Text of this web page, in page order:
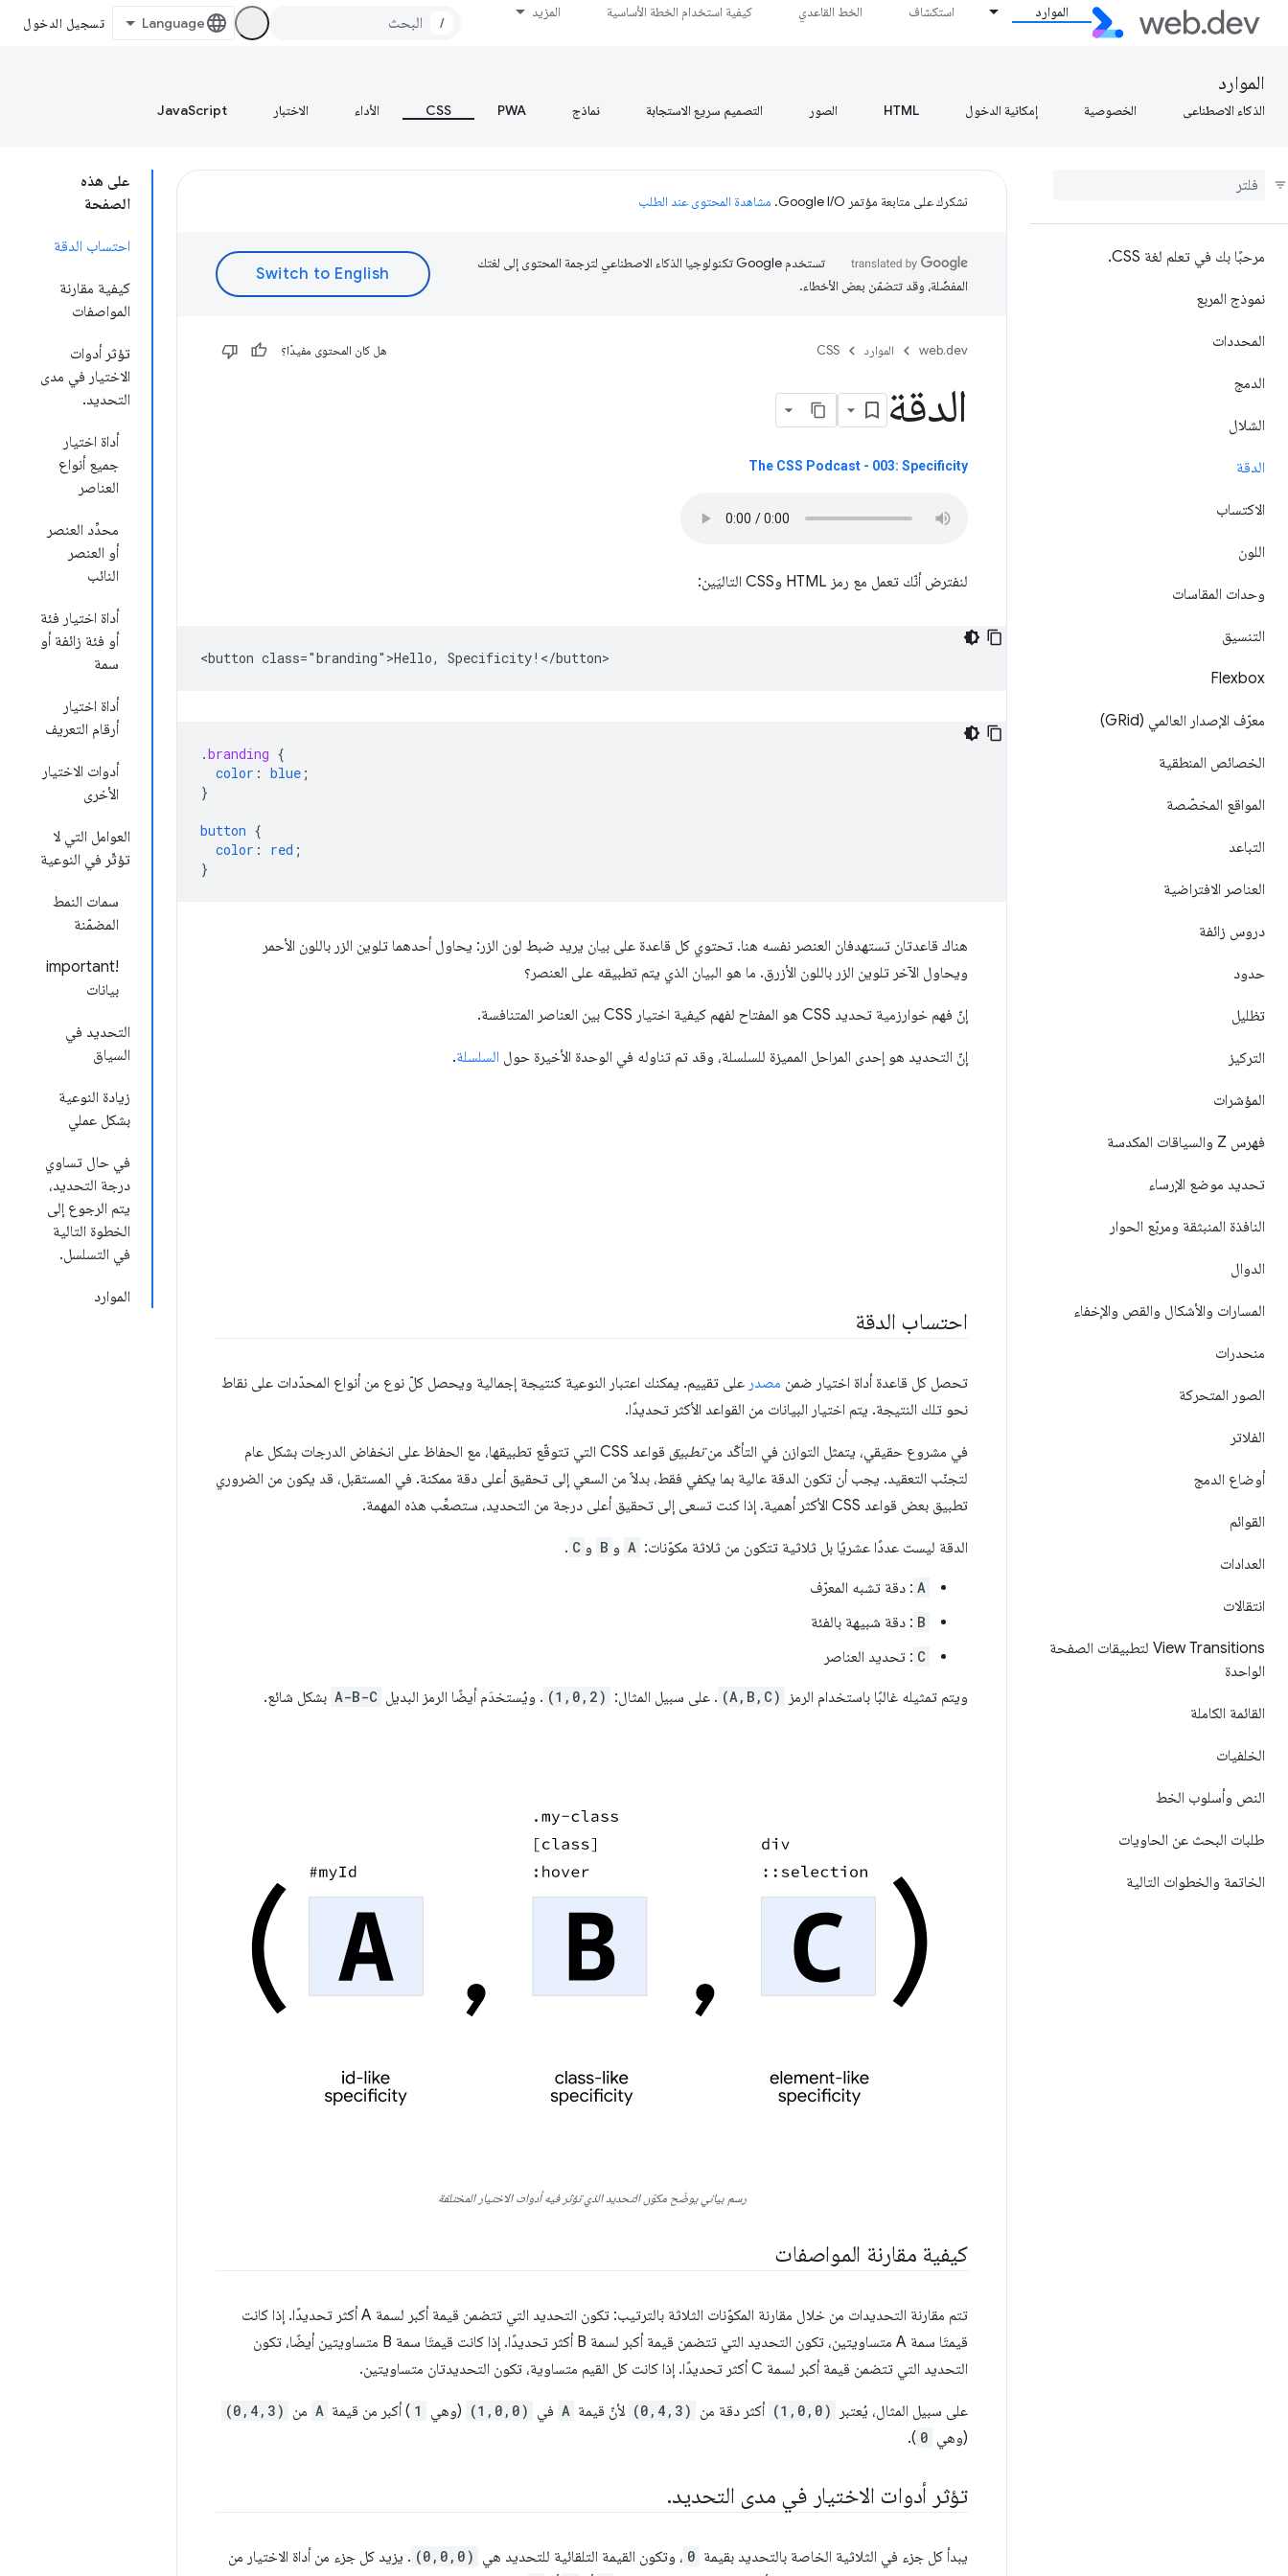
الموارد استكشاف الخط القاعدي كيفية استخدام الخطة الأساسية المزيد
/ تسجيل الدخول
الموارد
الذكاء الاصطناعي الخصوصية إمكانية الدخول HTML الصور التصميم سريع الاستجابة نماذج PWA
CSS الأداء الاختبار JavaScript
مرحبًا بك في تعلم لغة CSS .
نموذج المربع
المحددات
الدمج
الشلال
الدقة
الاكتساب
اللون
وحدات المقاسات
التنسيق
Flexbox
معرّف الإصدار العالمي (GRid)
الخصائص المنطقية
المواقع المخصّصة
التباعد
العناصر الافتراضية
دروس زائفة
حدود
تظليل
التركيز
المؤشرات
فهرس Z والسياقات المكدسة
تحديد موضع الإرساء
النافذة المنبثقة ومربّع الحوار
الدوال
المسارات والأشكال والقص والإخفاء
منحدرات
الصور المتحركة
الفلاتر
أوضاع الدمج
القوائم
العدادات
انتقالات
View Transitions لتطبيقات الصفحة
الواحدة
القائمة الكاملة
الخلفيات
النص وأسلوب الخط
طلبات البحث عن الحاويات
الخاتمة والخطوات التالية
على هذه
الصفحة
احتساب الدقة
كيفية مقارنة
المواصفات
تؤثر أدوات
الاختيار في مدى
التحديد.
أداة اختيار
جميع أنواع
العناصر
محدِّد العنصر
أو العنصر
النائب
أداة اختيار فئة
أو فئة زائفة أو
سمة
أداة اختيار
أرقام التعريف
أدوات الاختيار
الأخرى
العوامل التي لا
تؤثّر في النوعية
سمات النمط
المضمّنة
!important
بيانات
التحديد في
السياق
زيادة النوعية
بشكل عملي
في حال تساوي
درجة التحديد،
يتم الرجوع إلى
الخطوة التالية
في التسلسل.
الموارد
نشكرك على متابعة مؤتمر Google I/O. مشاهدة المحتوى عند الطلب
تستخدم Google تكنولوجيا الذكاء الاصطناعي لترجمة المحتوى إلى لغتك
المفضّلة، وقد تتضمّن بعض الأخطاء.
web.dev الموارد CSS هل كان المحتوى مفيدًا؟
الدقة
The CSS Podcast - 003: Specificity
لنفترض أنّك تعمل مع رمز HTML وCSS التاليَين:
.branding {
color : blue ;
}
button {
color : red ;
}
هناك قاعدتان تستهدفان العنصر نفسه هنا. تحتوي كل قاعدة على بيان يريد ضبط لون الزر: يحاول أحدهما تلوين الزر باللون الأحمر
ويحاول الآخر تلوين الزر باللون الأزرق. ما هو البيان الذي يتم تطبيقه على العنصر؟
إنّ فهم خوارزمية تحديد CSS هو المفتاح لفهم كيفية اختيار CSS بين العناصر المتنافسة.
إنّ التحديد هو إحدى المراحل المميزة للسلسلة، وقد تم تناوله في الوحدة الأخيرة حول السلسلة.
احتساب الدقة
تحصل كل قاعدة أداة اختيار ضمن مصدر على تقييم. يمكنك اعتبار النوعية كنتيجة إجمالية ويحصل كلّ نوع من أنواع المحدّدات على نقاط
نحو تلك النتيجة. يتم اختيار البيانات من القواعد الأكثر تحديدًا.
في مشروع حقيقي، يتمثل التوازن في التأكّد منتطبيق
قواعد CSS التي تتوقّع تطبيقها، مع الحفاظ على انخفاض الدرجات بشكل عام
لتجنّب التعقيد. يجب أن تكون الدقة عالية بما يكفي فقط، بدلاً من السعي إلى تحقيق أعلى دقة ممكنة. في المستقبل، قد يكون من الضروري
تطبيق بعض قواعد CSS الأكثر أهمية. إذا كنت تسعى إلى تحقيق أعلى درجة من التحديد، ستصعِّب هذه المهمة.
الدقة ليست عددًا عشريًا بل ثلاثية تتكون من ثلاثة مكوّنات: A و B و C
.
A : دقة تشبه المعرّف
B : دقة شبيهة بالفئة
C : تحديد العناصر
ويتم تمثيله غالبًا باستخدام الرمز (A,B,C) . على سبيل المثال: (1,0,2) . ويُستخدَم أيضًا الرمز البديل A-B-C بشكل شائع.
رسم بياني يوضّح مكوّن التحديد الذي تؤثر فيه أدوات الاختيار المختلفة
كيفية مقارنة المواصفات
تتم مقارنة التحديدات من خلال مقارنة المكوّنات الثلاثة بالترتيب: تكون التحديد التي تتضمن قيمة أكبر لسمة A أكثر تحديدًا. إذا كانت
قيمتَا سمة A متساويتين، تكون التحديد التي تتضمن قيمة أكبر لسمة B أكثر تحديدًا. إذا كانت قيمتَا سمة B متساويتين أيضًا، تكون
التحديد التي تتضمن قيمة أكبر لسمة C أكثر تحديدًا. إذا كانت كل القيم متساوية، تكون التحديدتان متساويتين.
على سبيل المثال، يُعتبر (1,0,0) أكثر دقة من (0,4,3) لأنّ قيمة A في (1,0,0) (وهي 1 ) أكبر من قيمة A من (0,4,3)
(وهي 0
).
تؤثر أدوات الاختيار في مدى التحديد.
يبدأ كل جزء في الثلاثية الخاصة بالتحديد بقيمة 0 ، وتكون القيمة التلقائية للتحديد هي (0,0,0) . يزيد كل جزء من أداة الاختيار من